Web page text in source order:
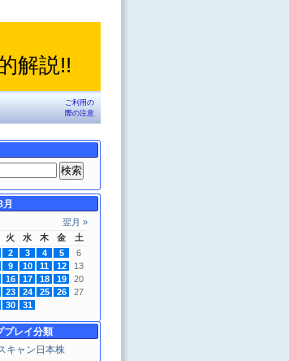
解説!!
ご利用の
際の注意
翌月 »
火 水 木 金
土
2 3 4 5
6
9 10 11 12
13
16 17 18 19
20
23 24 25 26
27
30 31
プレイ分類
キャン日本株